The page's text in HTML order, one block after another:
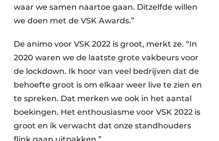
waar we samen naartoe gaan. Ditzelfde willen
we doen met de VSK Awards.”
De animo voor VSK 2022 is groot, merkt ze. “In
2020 waren we de laatste grote vakbeurs voor
de lockdown. Ik hoor van veel bedrijven dat de
behoefte groot is om elkaar weer live te zien en
te spreken. Dat merken we ook in het aantal
boekingen. Het enthousiasme voor VSK 2022 is
groot en ik verwacht dat onze standhouders